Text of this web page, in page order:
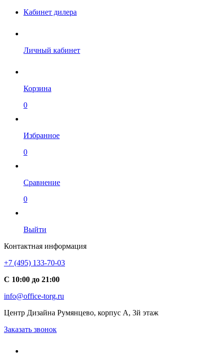
Кабинет дилера
Личный кабинет
Корзина
0
Избранное
0
Сравнение
0
Выйти
Контактная информация
+7 (495) 133-70-03
С 10:00 до 21:00
info@office-torg.ru
Центр Дизайна Румянцево, корпус А, 3й этаж
Заказать звонок